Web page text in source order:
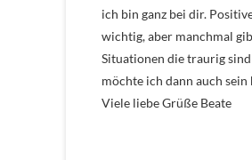
ich bin ganz bei dir.
wichtig, aber manchmal
Situationen die traurig
möchte ich dann auch sein
Viele liebe Grüße Beate